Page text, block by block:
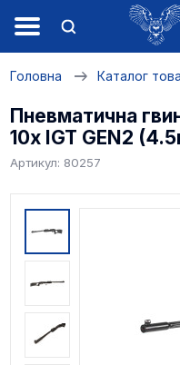
Головна Каталог
Пневматична
10x IGT GEN2
Артикул: 80257